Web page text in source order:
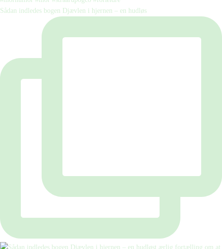
Sådan indledes bogen Djævlen i hjernen – en hudløs